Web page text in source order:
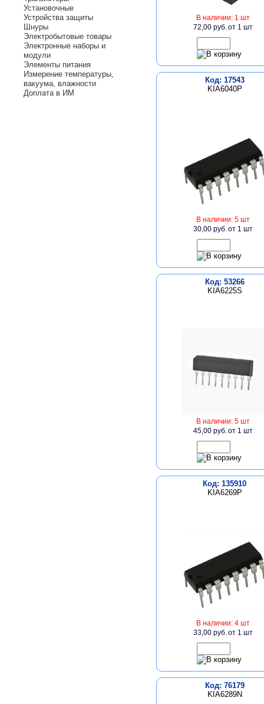
Установочные
Устройства защиты
Шнуры
Электробытовые товары
Электронные наборы и
модули
Элементы питания
Измерение температуры,
вакуума, влажности
Доплата в ИМ
В наличии: 1 шт
72,00 руб.от 1 шт
Код: 17543
KIA6040P
В наличии: 5 шт
30,00 руб.от 1 шт
Код: 53266
KIA6225S
В наличии: 5 шт
45,00 руб.от 1 шт
Код: 135910
KIA6269P
В наличии: 4 шт
33,00 руб.от 1 шт
Код: 76179
KIA6289N